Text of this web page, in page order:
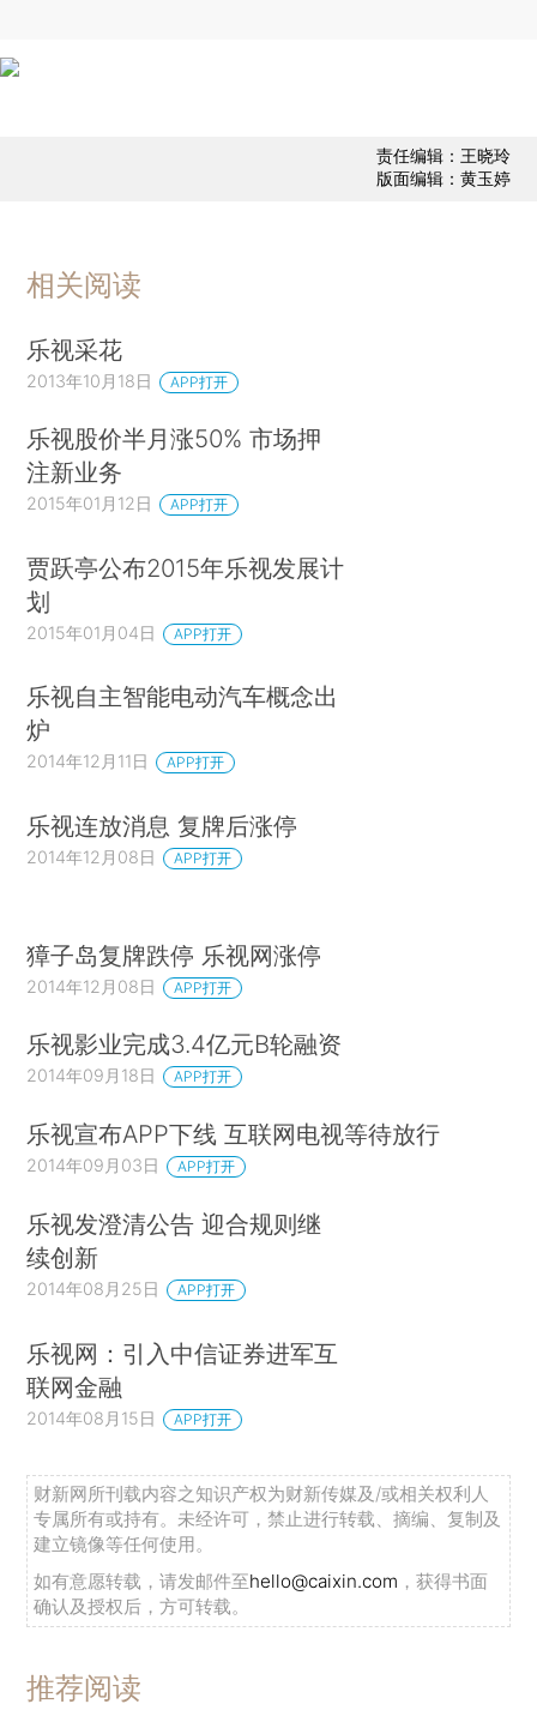
责任编辑：王晓玲
版面编辑：黄玉婷
相关阅读
乐视采花
2013年10月18日 APP打开
乐视股价半月涨50% 市场押
注新业务
2015年01月12日 APP打开
贾跃亭公布2015年乐视发展计
划
2015年01月04日 APP打开
乐视自主智能电动汽车概念出
炉
2014年12月11日 APP打开
乐视连放消息 复牌后涨停
2014年12月08日 APP打开
獐子岛复牌跌停 乐视网涨停
2014年12月08日 APP打开
乐视影业完成3.4亿元B轮融资
2014年09月18日 APP打开
乐视宣布APP下线 互联网电视等待放行
2014年09月03日 APP打开
乐视发澄清公告 迎合规则继
续创新
2014年08月25日 APP打开
乐视网：引入中信证券进军互
联网金融
2014年08月15日 APP打开
财新网所刊载内容之知识产权为财新传媒及/或相关权利人
专属所有或持有。未经许可，禁止进行转载、摘编、复制及
建立镜像等任何使用。
如有意愿转载，请发邮件至hello@caixin.com ，获得书面
确认及授权后，方可转载。
推荐阅读